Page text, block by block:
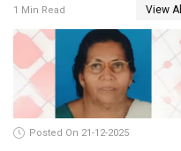
എറണാകുളം സർക്കാർ
ജനറൽ
ആശുപത്രിയിലെത്തിച്ചു
1 Min Read View All
Posted On 21-12-2025